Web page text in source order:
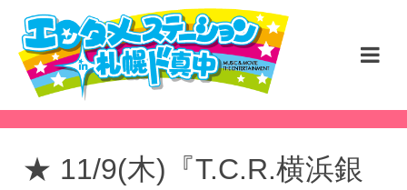
★ 11/9(木)『T.C.R.横浜銀